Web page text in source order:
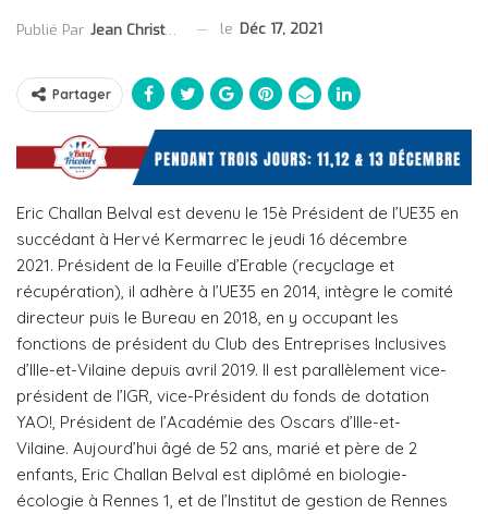
Publié Par Jean Christophe Collet le Déc 17, 2021
Partager
Eric Challan Belval est devenu le 15è Président de l’UE35 en
succédant à Hervé Kermarrec le jeudi 16 décembre
2021. Président de la Feuille d’Erable (recyclage et
récupération), il adhère à l’UE35 en 2014, intègre le comité
directeur puis le Bureau en 2018, en y occupant les
fonctions de président du Club des Entreprises Inclusives
d’Ille-et-Vilaine depuis avril 2019. Il est parallèlement vice-
président de l’IGR, vice-Président du fonds de dotation
YAO!, Président de l’Académie des Oscars d’Ille-et-
Vilaine. Aujourd’hui âgé de 52 ans, marié et père de 2
enfants, Eric Challan Belval est diplômé en biologie-
écologie à Rennes 1, et de l’Institut de gestion de Rennes